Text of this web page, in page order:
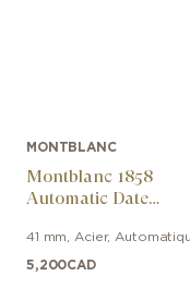
MONTBLANC
Montblanc 1858
Automatic Date
41 mm Acier,
5,200CAD